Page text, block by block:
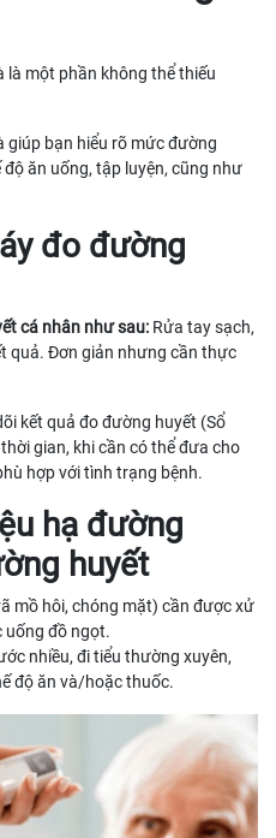
là một phần không thể thiếu
giúp bạn hiểu rõ mức đường
ăn uống, tập luyện, cũng như
đo đường
cá nhân như sau: Rửa tay sạch,
quả. Đơn giản nhưng cần thực
kết quả đo đường huyết (Sổ
gian, khi cần có thể đưa cho
hợp với tình trạng bệnh.
hạ đường
huyết
mồ hôi, chóng mặt) cần được xử
uống đồ ngọt.
nhiều, đi tiểu thường xuyên,
độ ăn và/hoặc thuốc.